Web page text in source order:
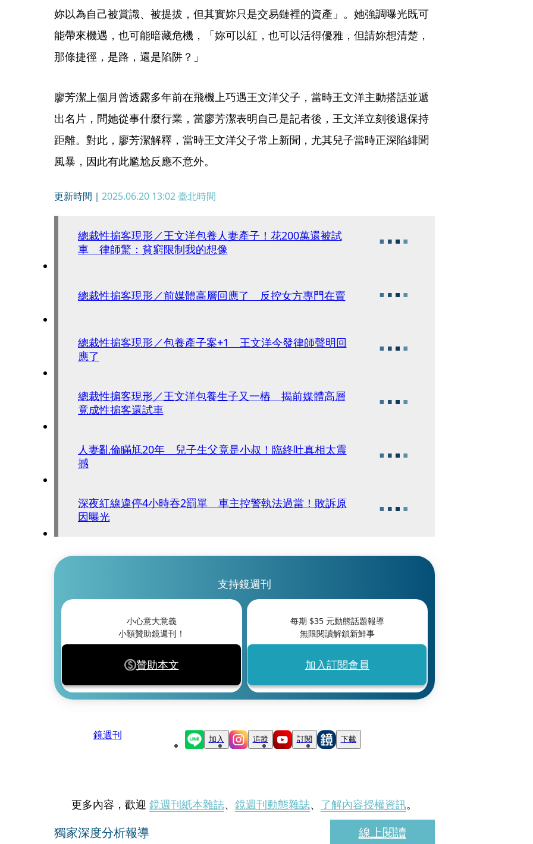
妳以為自己被賞識、被提拔，但其實妳只是交易鏈裡的資產」。她強調曝光既可
能帶來機遇，也可能暗藏危機，「妳可以紅，也可以活得優雅，但請妳想清楚，
那條捷徑，是路，還是陷阱？」
廖芳潔上個月曾透露多年前在飛機上巧遇王文洋父子，當時王文洋主動搭話並遞
出名片，問她從事什麼行業，當廖芳潔表明自己是記者後，王文洋立刻後退保持
距離。對此，廖芳潔解釋，當時王文洋父子常上新聞，尤其兒子當時正深陷緋聞
風暴，因此有此尷尬反應不意外。
更新時間｜ 2025.06.20 13:02臺北時間
總裁性掮客現形／王文洋包養人妻產子！花200萬還被試
車 律師驚：貧窮限制我的想像
總裁性掮客現形／前媒體高層回應了 反控女方專門在賣
總裁性掮客現形／包養產子案+1 王文洋今發律師聲明回
應了
總裁性掮客現形／王文洋包養生子又一樁 揭前媒體高層
竟成性掮客還試車
人妻亂倫瞞尪20年 兒子生父竟是小叔！臨終吐真相太震
撼
深夜紅線違停4小時吞2罰單 車主控警執法過當！敗訴原
因曝光
支持鏡週刊
小心意大意義
小額贊助鏡週刊！
贊助本文
每期 $35元動態話題報導
無限閱讀解鎖新鮮事
加入訂閱會員
鏡週刊 加入 追蹤 訂閱 下載
更多內容，歡迎 鏡週刊紙本雜誌、 鏡週刊動態雜誌、 了解內容授權資訊。
獨家深度分析報導 線上閱讀